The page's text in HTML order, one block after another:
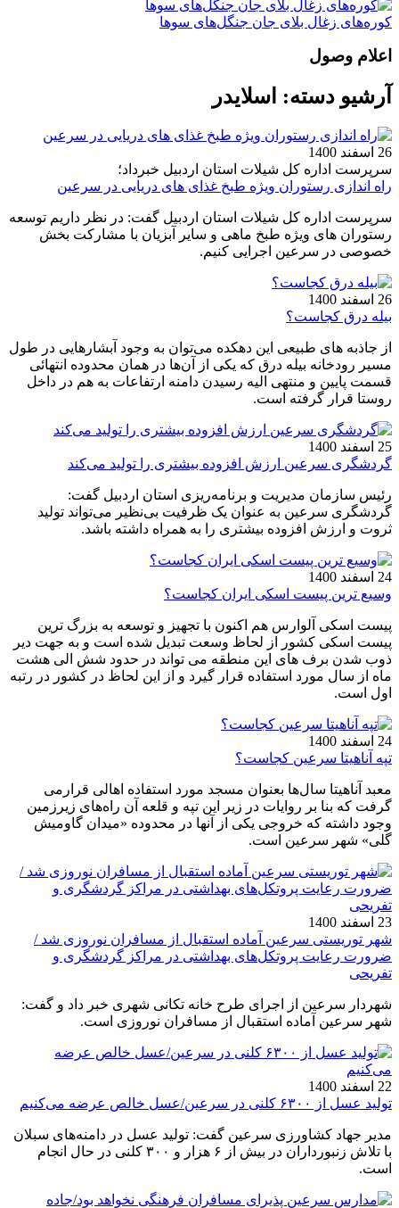
کوره‌های زغال بلای جان جنگل‌های سوها
اعلام وصول
آرشیو دسته: اسلایدر
26 اسفند 1400
سرپرست اداره کل شیلات استان اردبیل خبرداد؛
راه اندازی رستوران ویژه طبخ غذای های دریایی در سرعین
سرپرست اداره کل شیلات استان اردبیل گفت: در نظر داریم توسعه
رستوران های ویژه طبخ ماهی و سایر آبزیان با مشارکت بخش
خصوصی در سرعین اجرایی کنیم.
26 اسفند 1400
بیله درق کجاست؟
از جاذبه های طبیعی این دهکده می‌توان به وجود آبشارهایی در طول
مسیر رودخانه بیله درق که یکی از آن‌ها در همان محدوده انتهائی
قسمت پایین و منتهی الیه رسیدن دامنه ارتفاعات به هم در داخل
روستا قرار گرفته است.
25 اسفند 1400
گردشگری سرعین ارزش افزوده بیشتری را تولید می‌کند
رئیس سازمان مدیریت و برنامه‌ریزی استان اردبیل گفت:
گردشگری سرعین به عنوان یک ظرفیت بی‌نظیر می‌تواند تولید
ثروت و ارزش افزوده بیشتری را به همراه داشته باشد.
24 اسفند 1400
وسیع ترین پیست اسکی ایران کجاست؟
پیست اسکی آلوارس هم اکنون با تجهیز و توسعه به بزرگ ترین
پیست اسکی کشور از لحاظ وسعت تبدیل شده است و به جهت دیر
ذوب شدن برف های این منطقه می تواند در حدود شش الی هشت
ماه از سال مورد استفاده قرار گیرد و از این لحاظ در کشور در رتبه
اول است.
24 اسفند 1400
تپه آناهیتا سرعین کجاست؟
معبد آناهیتا سال‌ها بعنوان مسجد مورد استفاده اهالی قرارمی
گرفت که بنا بر روایات در زیر این تپه و قلعه آن راه‌های زیرزمین
وجود داشته که خروجی یکی از آنها در محدوده «میدان گاومیش
گلی» شهر سرعین است.
23 اسفند 1400
شهر توریستی سرعین آماده استقبال از مسافران نوروزی شد /
ضرورت رعایت پروتکل‌های بهداشتی در مراکز گردشگری و
تفریحی
شهردار سرعین از اجرای طرح خانه تکانی شهری خبر داد و گفت:
شهر سرعین آماده استقبال از مسافران نوروزی است.
22 اسفند 1400
تولید عسل از ۶۳۰۰ کلنی در سرعین/عسل خالص عرضه می‌کنیم
مدیر جهاد کشاورزی سرعین گفت: تولید عسل در دامنه‌های سبلان
با تلاش زنبورداران در بیش از ۶ هزار و ۳۰۰ کلنی در حال انجام
است.